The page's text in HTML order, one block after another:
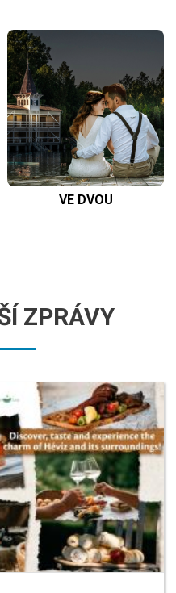
VE DVOU
ZPRÁVY